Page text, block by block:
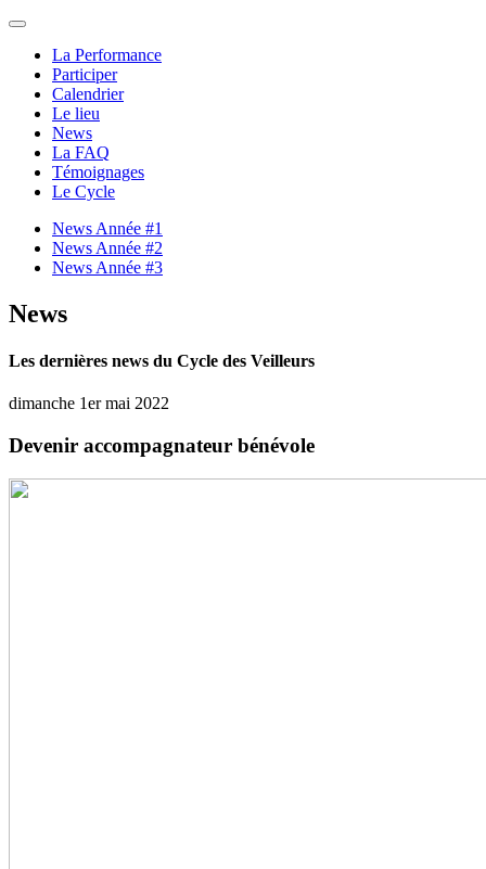
La Performance
Participer
Calendrier
Le lieu
News
La FAQ
Témoignages
Le Cycle
News Année #1
News Année #2
News Année #3
News
Les dernières news du Cycle des Veilleurs
dimanche 1er mai 2022
Devenir accompagnateur bénévole